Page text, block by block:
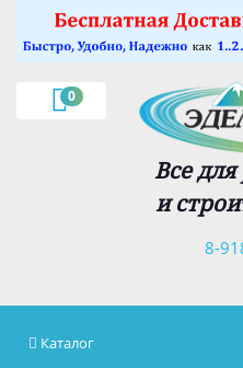
0
Все
и
8-
Каталог